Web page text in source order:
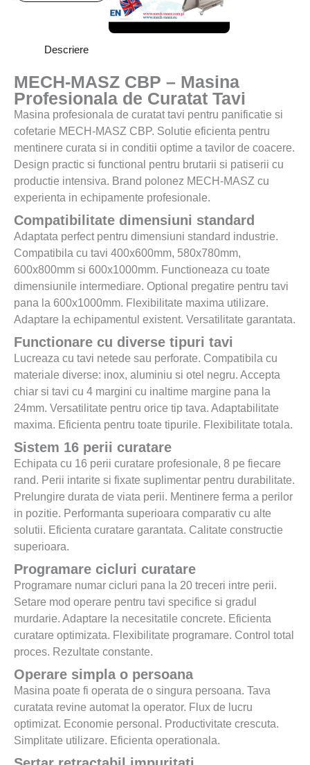
Descriere
MECH-MASZ CBP – Masina
Profesionala de Curatat Tavi
Masina profesionala de curatat tavi pentru panificatie si
cofetarie MECH-MASZ CBP. Solutie eficienta pentru
mentinere curata si in conditii optime a tavilor de coacere.
Design practic si functional pentru brutarii si patiserii cu
productie intensiva. Brand polonez MECH-MASZ cu
experienta in echipamente profesionale.
Compatibilitate dimensiuni standard
Adaptata perfect pentru dimensiuni standard industrie.
Compatibila cu tavi 400x600mm, 580x780mm,
600x800mm si 600x1000mm. Functioneaza cu toate
dimensiunile intermediare. Optional pregatire pentru tavi
pana la 600x1000mm. Flexibilitate maxima utilizare.
Adaptare la echipamentul existent. Versatilitate garantata.
Functionare cu diverse tipuri tavi
Lucreaza cu tavi netede sau perforate. Compatibila cu
materiale diverse: inox, aluminiu si otel negru. Accepta
chiar si tavi cu 4 margini cu inaltime margine pana la
24mm. Versatilitate pentru orice tip tava. Adaptabilitate
maxima. Eficienta pentru toate tipurile. Flexibilitate totala.
Sistem 16 perii curatare
Echipata cu 16 perii curatare profesionale, 8 pe fiecare
rand. Perii intarite si fixate suplimentar pentru durabilitate.
Prelungire durata de viata perii. Mentinere ferma a perilor
in pozitie. Performanta superioara comparativ cu alte
solutii. Eficienta curatare garantata. Calitate constructie
superioara.
Programare cicluri curatare
Programare numar cicluri pana la 20 treceri intre perii.
Setare mod operare pentru tavi specifice si gradul
murdarie. Adaptare la necesitatile concrete. Eficienta
curatare optimizata. Flexibilitate programare. Control total
proces. Rezultate constante.
Operare simpla o persoana
Masina poate fi operata de o singura persoana. Tava
curatata revine automat la operator. Flux de lucru
optimizat. Economie personal. Productivitate crescuta.
Simplitate utilizare. Eficienta operationala.